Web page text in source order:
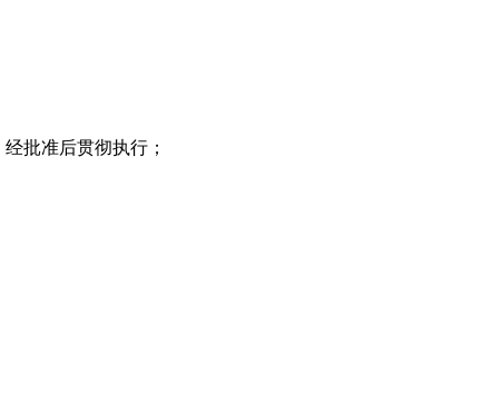
批准后贯彻执行；